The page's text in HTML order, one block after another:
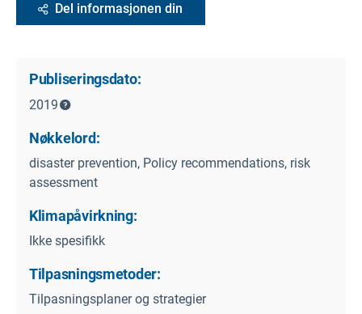
Del informasjonen din
Publiseringsdato:
2019
Nøkkelord:
disaster prevention, Policy recommendations, risk
assessment
Klimapåvirkning:
Ikke spesifikk
Tilpasningsmetoder:
Tilpasningsplaner og strategier